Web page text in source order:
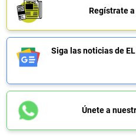
Regístrate
Siga las noticias de
Únete a